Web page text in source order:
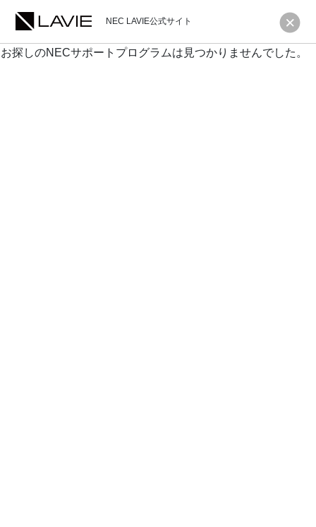
NEC LAVIE公式サイト
お探しのNECサポートプログラムは見つかりませんでした。